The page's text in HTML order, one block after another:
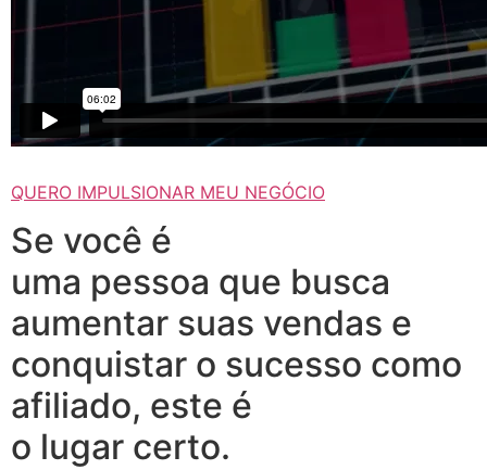
QUERO IMPULSIONAR MEU NEGÓCIO
Se você é
uma pessoa que busca
aumentar suas vendas e
conquistar o sucesso como
afiliado, este é
o lugar certo.